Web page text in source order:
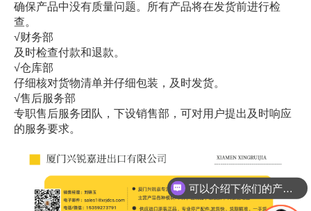
确保产品中没有质量问题。所有产品将在发货前进行检
查。
√财务部
及时检查付款和退款。
√仓库部
仔细核对货物清单并仔细包装，及时发货。
√售后服务部
专职售后服务团队，下设销售部，可对用户提出及时响应
的服务要求。
可以介绍下你们的产品么